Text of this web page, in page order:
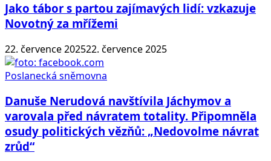
Jako tábor s partou zajímavých lidí: vzkazuje
Novotný za mřížemi
22. července 202522. července 2025
Poslanecká sněmovna
Danuše Nerudová navštívila Jáchymov a
varovala před návratem totality. Připomněla
osudy politických vězňů: „Nedovolme návrat
zrůd“